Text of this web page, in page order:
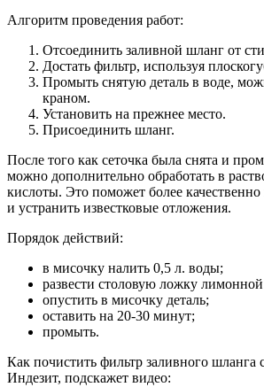
Алгоритм проведения работ:
Отсоединить заливной шланг от
Достать фильтр, используя
Промыть снятую деталь в воде,
краном.
Установить на прежнее место.
Присоединить шланг.
После того как сеточка была снята и
можно дополнительно обработать в
кислоты. Это поможет более качественно
и устранить известковые отложения.
Порядок действий:
в мисочку налить 0,5 л. воды;
развести столовую ложку
опустить в мисочку деталь;
оставить на 20-30 минут;
промыть.
Как почистить фильтр заливного
Индезит, подскажет видео: